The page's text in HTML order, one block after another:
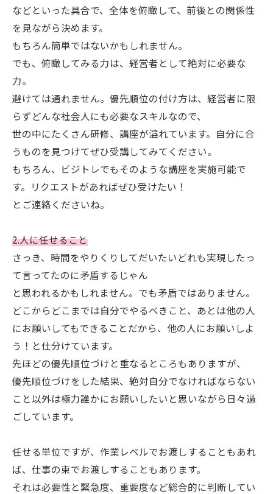
などといった具合で、全体を俯瞰して、前後との関係性
を見ながら決めます。
もちろん簡単ではないかもしれません。
でも、俯瞰してみる力は、経営者として絶対に必要な
力。
避けては通れません。優先順位の付け方は、経営者に限
らずどんな社会人にも必要なスキルなので、
世の中にたくさん研修、講座が溢れています。自分に合
うものを見つけてぜひ受講してみてください。
もちろん、ビジトレでもそのような講座を実施可能で
す。リクエストがあればぜひ受けたい！
とご連絡くださいね。
2.人に任せること
さっき、時間をやりくりしてだいたいどれも実現したっ
て言ってたのに矛盾するじゃん
と思われるかもしれません。でも矛盾ではありません。
どこからどこまでは自分でやるべきこと、あとは他の人
にお願いしてもできることだから、他の人にお願いしよ
う！と仕分けています。
先ほどの優先順位づけと重なるところもありますが、
優先順位づけをした結果、絶対自分でなければならない
こと以外は極力誰かにお願いしたいと思いながら日々過
ごしています。
任せる単位ですが、作業レベルでお渡しすることもあれ
ば、仕事の束でお渡しすることもあります。
それは必要性と緊急度、重要度など総合的に判断してい